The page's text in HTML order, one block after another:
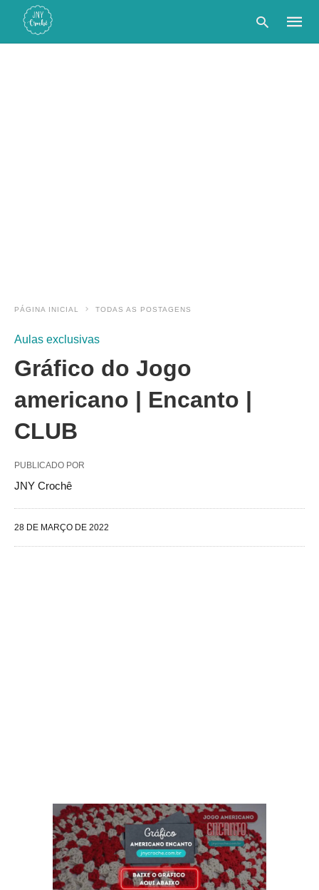
PÁGINA INICIAL TODAS AS POSTAGENS
Aulas exclusivas
Gráfico do Jogo
americano | Encanto |
CLUB
PUBLICADO POR
JNY Crochê
28 DE MARÇO DE 2022